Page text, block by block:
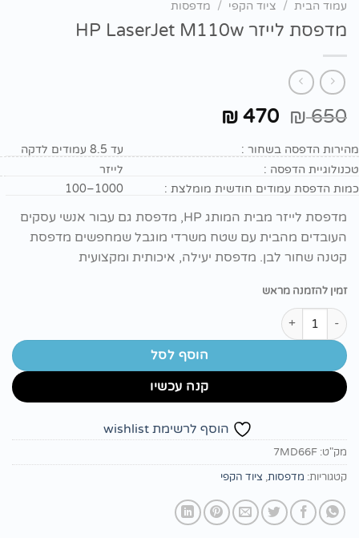
עמוד הבית / ציוד הקפי / מדפסות
מדפסת ‏לייזר HP LaserJet M110w
₪650
המחיר
היה:
₪ 650.
₪470
הוא:
מהירות הדפסה בשחור :
עד 8.5 עמודים לדקה
טכנולוגיית הדפסה :
לייזר
כמות הדפסת עמודים חודשית מומלצת :
‎100–1000
מדפסת לייזר מבית המותג HP, מדפסת גם עבור אנשי עסקים
העובדים מהבית עם שטח משרדי מוגבל שמחפשים מדפסת
קטנה שחור לבן. מדפסת יעילה, איכותית ומקצועית
זמין להזמנה מראש
כמות של מדפסת ‏לייזר HP LaserJet M110w
הוסף לסל
קנה עכשיו
הוסף לרשימת wishlist
מק"ט: 7MD66F
קטגוריות: מדפסות, ציוד הקפי